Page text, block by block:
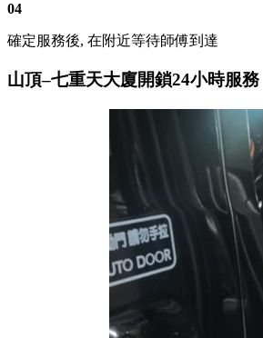
04
確定服務後, 在附近等待師傅到達
山頂–七重天大廈開鎖24小時服務